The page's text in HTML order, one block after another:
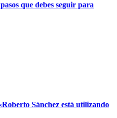
que debes seguir para
Sánchez está utilizando